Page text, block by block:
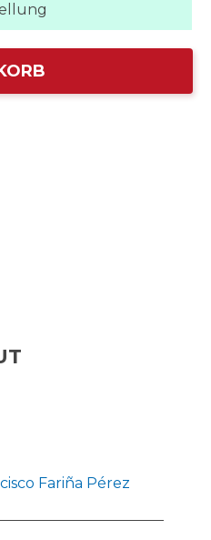
Fariña Pérez